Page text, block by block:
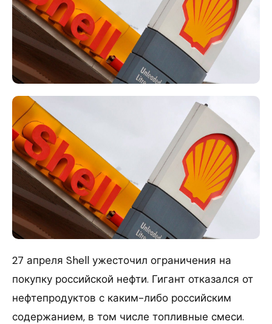
27 апреля Shell ужесточил ограничения на
покупку российской нефти. Гигант отказался от
нефтепродуктов с каким-либо российским
содержанием, в том числе топливные смеси.